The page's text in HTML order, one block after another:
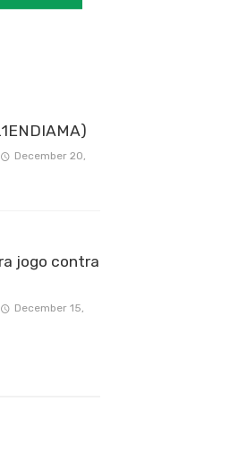
December 20,
jogo contra
December 15,